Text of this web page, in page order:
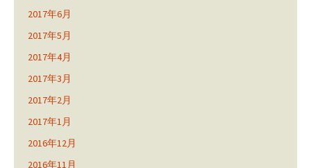
2017年6月
2017年5月
2017年4月
2017年3月
2017年2月
2017年1月
2016年12月
2016年11月